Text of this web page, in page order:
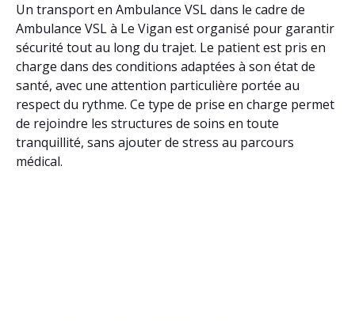
Un transport en Ambulance VSL dans le cadre de
Ambulance VSL à Le Vigan est organisé pour garantir
sécurité tout au long du trajet. Le patient est pris en
charge dans des conditions adaptées à son état de
santé, avec une attention particulière portée au
respect du rythme. Ce type de prise en charge permet
de rejoindre les structures de soins en toute
tranquillité, sans ajouter de stress au parcours
médical.